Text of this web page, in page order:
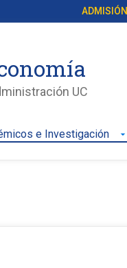
ADMISIÓN
UC
e Investigación arrow_drop_down